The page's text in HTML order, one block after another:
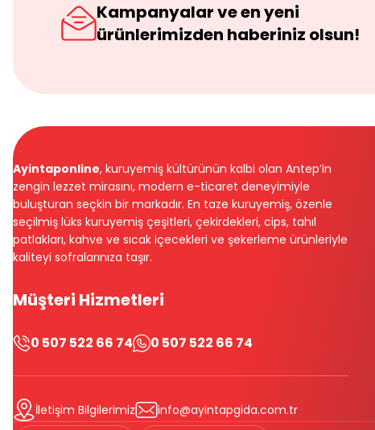
Kampanyalar ve en yeni
ürünlerimizden haberiniz olsun!
Ayintaponline, kuruyemiş kültürünün kalbi olan Antep’in
zengin lezzet mirasını, modern e-ticaret deneyimiyle
buluşturan seçkin bir markadır. En taze kuruyemiş, özenle
seçilmiş lüks kuruyemiş çeşitleri, çekirdekleri, cips, tahıl
patlakları, kahve ve sıcak içecekleri ve şekerleme ürünleriyle
kaliteyi sofralarınıza taşır.
Müşteri Hizmetleri
0 507 522 66 74 0 507 522 66 74
İletişim Bilgilerimiz info@ayintapgida.com.tr